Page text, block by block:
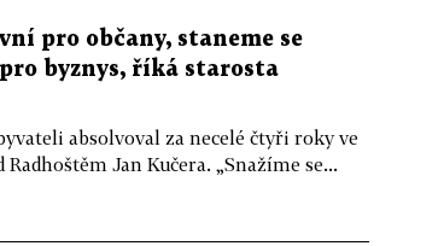
pro občany, staneme se
byznys, říká starosta
absolvoval za necelé čtyři roky ve
Jan Kučera. „Snažíme se...